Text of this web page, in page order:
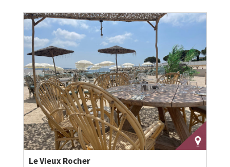
Le Vieux Rocher